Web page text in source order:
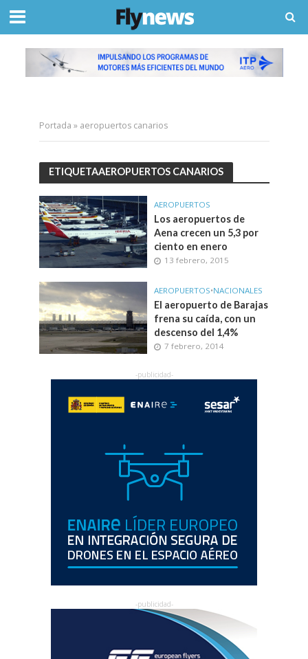
Portada » aeropuertos canarios
ETIQUETAAEROPUERTOS CANARIOS
AEROPUERTOS
Los aeropuertos de
Aena crecen un 5,3 por
ciento en enero
13 febrero, 2015
AEROPUERTOS•NACIONALES
El aeropuerto de Barajas
frena su caída, con un
descenso del 1,4%
7 febrero, 2014